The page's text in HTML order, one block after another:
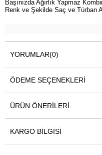
Başınızda Ağırlık Yapmaz
Renk ve Şekilde Saç ve Türban
YORUMLAR(0)
ÖDEME SEÇENEKLERI
ÜRÜN ÖNERILERI
KARGO BILGISI